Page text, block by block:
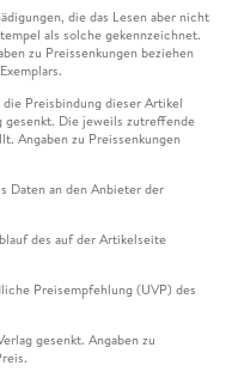
die das Lesen aber nicht
als solche gekennzeichnet.
zu Preissenkungen beziehen
Preisbindung dieser Artikel
gesenkt. Die jeweils zutreffende
Angaben zu Preissenkungen
Daten an den Anbieter der
des auf der Artikelseite
Preisempfehlung (UVP) des
gesenkt. Angaben zu